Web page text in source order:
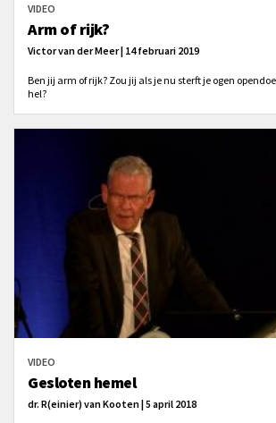
VIDEO
Arm of rijk?
Victor van der Meer | 14 februari 2019
Ben jij arm of rijk? Zou jij als je nu sterft je ogen
hel?
VIDEO
Gesloten hemel
dr. R(einier) van Kooten | 5 april 2018